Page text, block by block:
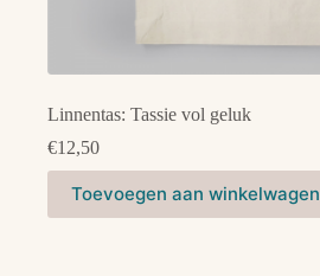
Linnentas: Tassie vol geluk
€12,50
Toevoegen aan winkelwagen